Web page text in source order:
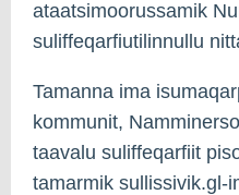
ataatsimoorussamik
suliffeqarfiutilinnullu
Tamanna ima
kommunit,
taavalu suliffeqarfiit
tamarmik sullissivik.gl-